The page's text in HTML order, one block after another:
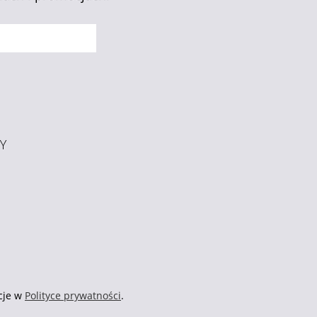
w Polityce prywatności.